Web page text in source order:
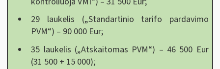
29 laukelis („Standartinio tarifo pardavimo
PVM“) – 90 000 Eur;
35 laukelis („Atskaitomas PVM“) – 46 500 Eur
(31 500 + 15 000);